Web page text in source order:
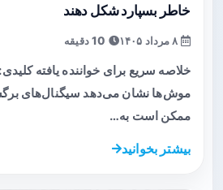
خاطر بسپارد شکل دهند
خلاصه سریع برای خواننده یافته
موش‌ها نشان می‌دهد سیگنال‌های
ممکن است به…
بیشتر بخوانید